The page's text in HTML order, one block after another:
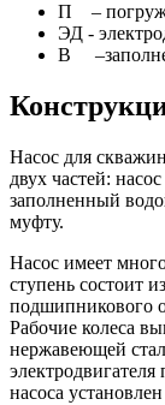
П –
ЭД -
В
Насос для
двух частей:
заполненный
муфту.
Насос имеет
ступень состоит
подшипникового
Рабочие колеса
нержавеющей
электродвигателя
насоса